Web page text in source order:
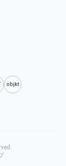
objkt